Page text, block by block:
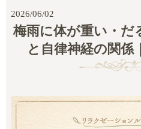
2026/06/02
梅雨に体が重い・だ
と自律神経の関係